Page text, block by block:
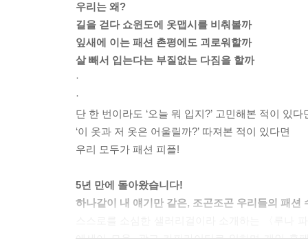
우리는 왜?
길을 걷다 쇼윈도에 옷맵시를 비춰볼까
잎새에 이는 패션 촌평에도 괴로워할까
살 빼서 입는다는 부질없는 다짐을 할까
·
·
단 한 번이라도 ‘오늘 뭐 입지?’ 고민해본 적이 있다
‘이 옷과 저 옷은 어울릴까?’ 따져본 적이 있다면
우리 모두가 패션 피플!
5년 만에 돌아왔습니다!
하나같이 내 얘기만 같은, 조곤조곤 우리들의 패션
에세이 모음. 광고 카피라이터로 일하며 개인 홈